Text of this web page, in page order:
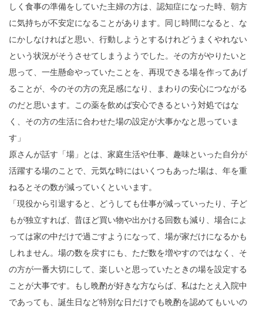
しく食事の準備をしていた主婦の方は、認知症になった時、朝方
に気持ちが不安定になることがあります。同じ時間になると、な
にかしなければと思い、行動しようとするけれどうまくやれない
という状況がそうさせてしまうようでした。その方がやりたいと
思って、一生懸命やっていたことを、再現できる場を作ってあげ
ることが、今のその方の充足感になり、まわりの安心につながる
のだと思います。この薬を飲めば安心できるという対処ではな
く、その方の生活に合わせた場の設定が大事かなと思っていま
す」
原さんが話す「場」とは、家庭生活や仕事、趣味といった自分が
活躍する場のことで、元気な時にはいくつもあった場は、年を重
ねるとその数が減っていくといいます。
「現役から引退すると、どうしても仕事が減っていったり、子ど
もが独立すれば、昔ほど買い物や出かける回数も減り、場合によ
っては家の中だけで過ごすようになって、場が家だけになるかも
しれません。場の数を戻すにも、ただ数を増やすのではなく、そ
の方が一番大切にして、楽しいと思っていたときの場を設定する
ことが大事です。もし晩酌が好きな方ならば、私はたとえ入院中
であっても、誕生日など特別な日だけでも晩酌を認めてもいいの